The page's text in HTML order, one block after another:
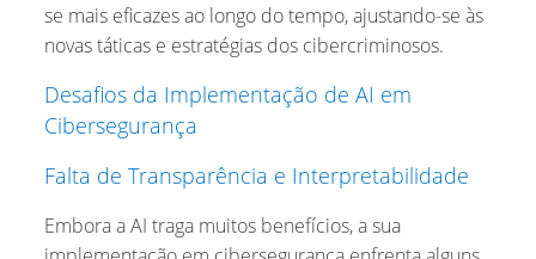
se mais eficazes ao longo do tempo, ajustando-se às
novas táticas e estratégias dos cibercriminosos.
Desafios da Implementação de AI em
Cibersegurança
Falta de Transparência e Interpretabilidade
Embora a AI traga muitos benefícios, a sua